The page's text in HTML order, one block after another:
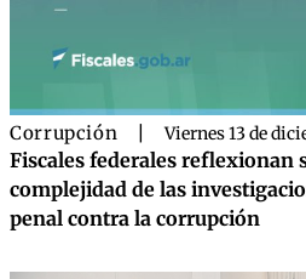
Corrupción Viernes 13 de
Fiscales federales reflexionan
complejidad de las
penal contra la corrupción